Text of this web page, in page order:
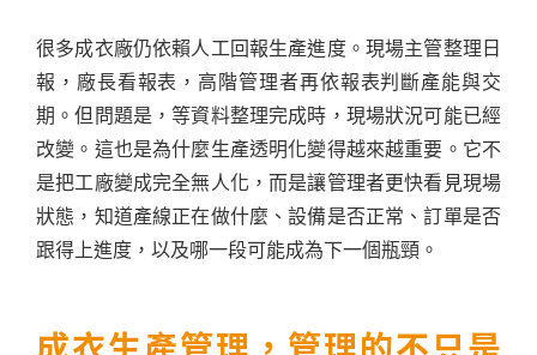
很多成衣廠仍依賴人工回報生產進度。現場主管整理日
報，廠長看報表，高階管理者再依報表判斷產能與交
期。但問題是，等資料整理完成時，現場狀況可能已經
改變。這也是為什麼生產透明化變得越來越重要。它不
是把工廠變成完全無人化，而是讓管理者更快看見現場
狀態，知道產線正在做什麼、設備是否正常、訂單是否
跟得上進度，以及哪一段可能成為下一個瓶頸。